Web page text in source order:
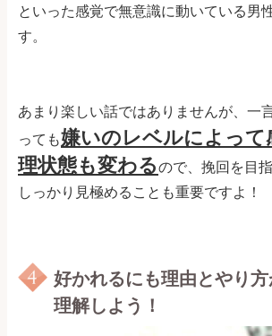
といった感覚で無意識に動いている男
す。
あまり楽しい話ではありませんが、一
っても嫌いのレベルによって
理状態も変わるので、挽回を目
しっかり見極めることも重要ですよ！
好かれるにも理由とやり
理解しよう！